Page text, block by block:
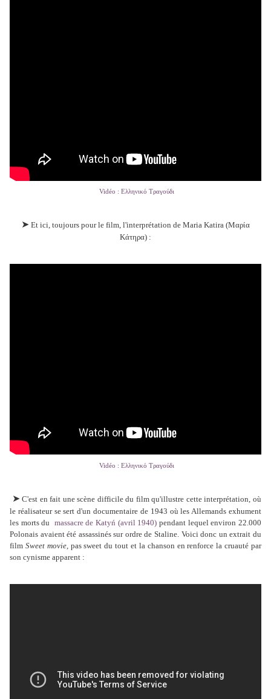
Vidéo : Ελληνικό Τραγούδι
➤ Et ici, toujours pour le film, l'interprétation de Maria Katira (Μαρία
Κάτηρα) :
Vidéo : Ελληνικό Τραγούδι
➤ C'est en fait une scène difficile du film qu'illustre cette interprétation, où
le réalisateur se sert d'un documentaire de 1943 où les Allemands exhument
les morts du massacre de Katyń (avril 1940) pendant lequel environ 22.000
Polonais avaient été assassinés sur ordre de Staline. Voici donc un extrait du
film Sweet movie, pas sweet du tout et la chanson en renforce la cruauté par
son cynisme apparent :